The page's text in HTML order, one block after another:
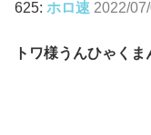
625: ホロ速 2022/
トワ様うんひゃく